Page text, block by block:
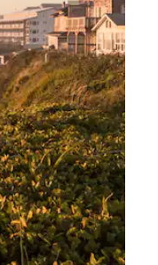
et en faisant glisser.